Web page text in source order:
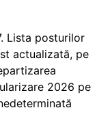
Lista posturilor
actualizată, pe
2026 pe